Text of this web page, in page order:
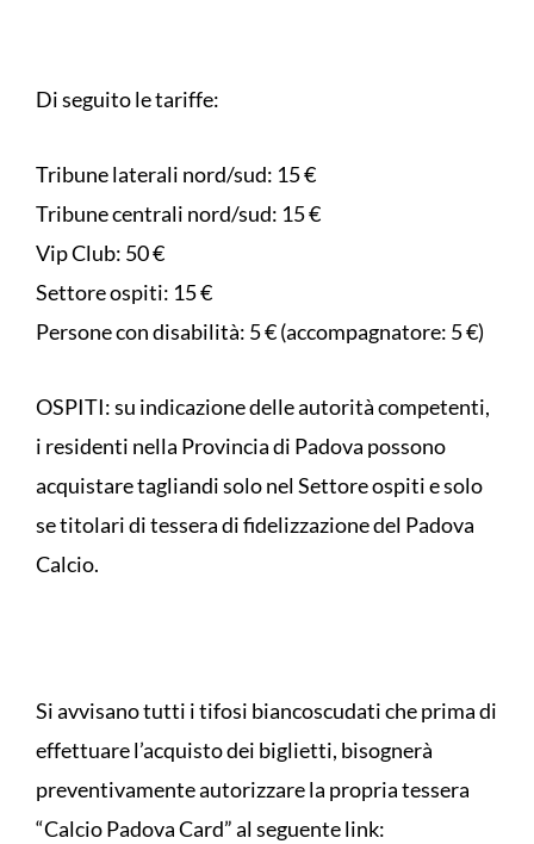
Di seguito le tariffe:
Tribune laterali nord/sud: 15 €
Tribune centrali nord/sud: 15 €
Vip Club: 50 €
Settore ospiti: 15 €
Persone con disabilità: 5 € (accompagnatore: 5 €)
OSPITI: su indicazione delle autorità competenti,
i residenti nella Provincia di Padova possono
acquistare tagliandi solo nel Settore ospiti e solo
se titolari di tessera di fidelizzazione del Padova
Calcio.
Si avvisano tutti i tifosi biancoscudati che prima di
effettuare l’acquisto dei biglietti, bisognerà
preventivamente autorizzare la propria tessera
“Calcio Padova Card” al seguente link: